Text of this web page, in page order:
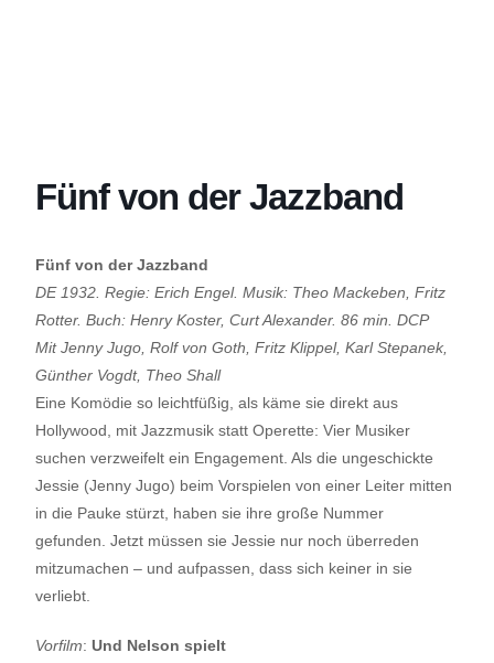
Fünf von der Jazzband
Fünf von der Jazzband
DE 1932. Regie: Erich Engel. Musik: Theo Mackeben, Fritz
Rotter. Buch: Henry Koster, Curt Alexander. 86 min. DCP
Mit Jenny Jugo, Rolf von Goth, Fritz Klippel, Karl Stepanek,
Günther Vogdt, Theo Shall
Eine Komödie so leichtfüßig, als käme sie direkt aus
Hollywood, mit Jazzmusik statt Operette: Vier Musiker
suchen verzweifelt ein Engagement. Als die ungeschickte
Jessie (Jenny Jugo) beim Vorspielen von einer Leiter mitten
in die Pauke stürzt, haben sie ihre große Nummer
gefunden. Jetzt müssen sie Jessie nur noch überreden
mitzumachen – und aufpassen, dass sich keiner in sie
verliebt.
Vorfilm:Und Nelson spielt